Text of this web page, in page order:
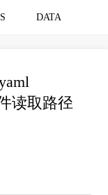
DATA
读取路径